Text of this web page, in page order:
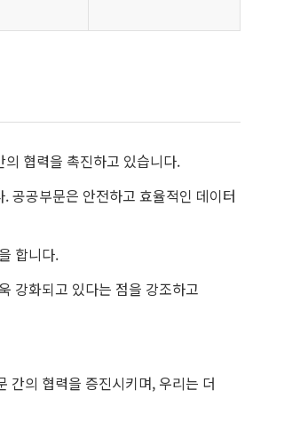
협력을 촉진하고 있습니다.
공공부문은 안전하고 효율적인 데이터
합니다.
강화되고 있다는 점을 강조하고
간의 협력을 증진시키며, 우리는 더